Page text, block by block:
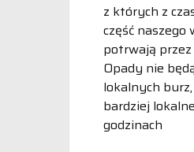
z których z
część
potrwają przez
Opady nie
lokalnych
bardziej
godzinach